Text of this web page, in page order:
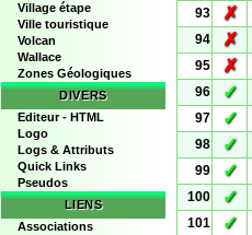
Village étape
Ville touristique
Volcan
Wallace
Zones Géologiques
DIVERS
Editeur - HTML
Logo
Logs & Attributs
Quick Links
Pseudos
LIENS
Associations
93
✗
94
✗
95
✗
96
✓
97
✓
98
✓
99
✓
100
✓
101
✓